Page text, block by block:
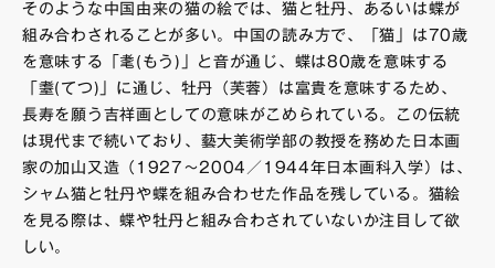
そのような中国由来の猫の絵では、猫と牡丹、あるいは蝶が
組み合わされることが多い。中国の読み方で、「猫」は70歳
を意味する「耄(もう)」と音が通じ、蝶は80歳を意味する
「耋(てつ)」に通じ、牡丹（芙蓉）は富貴を意味するため、
長寿を願う吉祥画としての意味がこめられている。この伝統
は現代まで続いており、藝大美術学部の教授を務めた日本画
家の加山又造（1927〜2004／1944年日本画科入学）は、
シャム猫と牡丹や蝶を組み合わせた作品を残している。猫絵
を見る際は、蝶や牡丹と組み合わされていないか注目して欲
しい。